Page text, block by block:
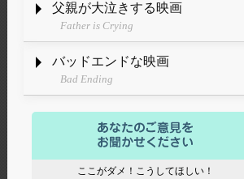
父親が大泣きする映画
Father is Crying
バッドエンドな映画
Bad Ending
ここがダメ！こうしてほしい！